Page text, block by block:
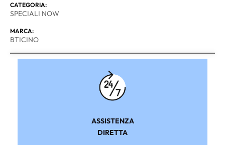
CATEGORIA:
SPECIALI NOW
MARCA:
BTICINO
ASSISTENZA
DIRETTA